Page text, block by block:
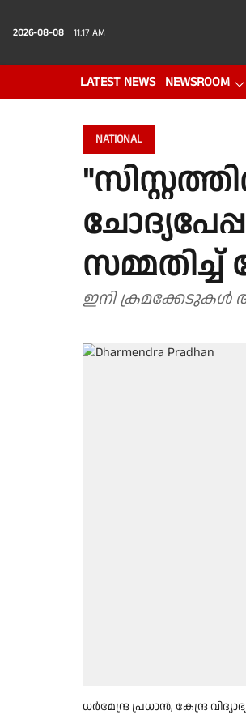
2026-08-08 11:17 AM
LATEST NEWS NEWSROOM
NATIONAL
സമ്മതിച്ച്
ഇനി ക്രമക്കേടുകൾ
ധർമേന്ദ്ര പ്രധാൻ, കേന്ദ്ര